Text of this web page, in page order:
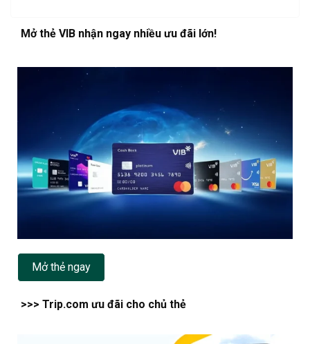
Mở thẻ VIB nhận ngay nhiều ưu đãi lớn!
Mở thẻ ngay
>>> Trip.com ưu đãi cho chủ thẻ